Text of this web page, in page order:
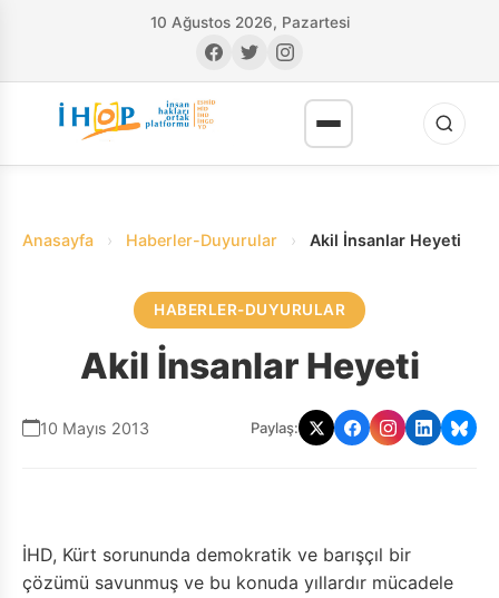
10 Ağustos 2026, Pazartesi
Anasayfa › Haberler-Duyurular › Akil İnsanlar Heyeti
HABERLER-DUYURULAR
Akil İnsanlar Heyeti
10 Mayıs 2013 Paylaş:
İHD, Kürt sorununda demokratik ve barışçıl bir
çözümü savunmuş ve bu konuda yıllardır mücadele